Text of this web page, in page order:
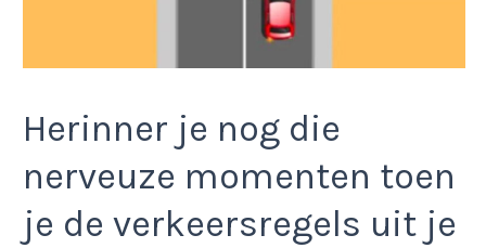
Herinner je nog die
nerveuze momenten toen
je de verkeersregels uit je